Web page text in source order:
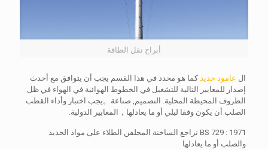
أبراج نقل الطاقة
ال عامود حديدكما هو محدد في هذا القسم يجب أن يتوافق مع أحدث
إصدار للمعايير التالية للتشغيل في الخطوط الهوائية في الهواء في ظل
الظروف المحيطة المحلية. التصميم, صناعة。يجب اختبار وأداء القطب
الصلب أن يكون وفقا ليلي أو ما يعادلها，المعايير الدولية.
BS 729 : 1971 تراجع الساخنة المجلفن الطلاء على مواد الحديد
والصلب أو ما يعادلها